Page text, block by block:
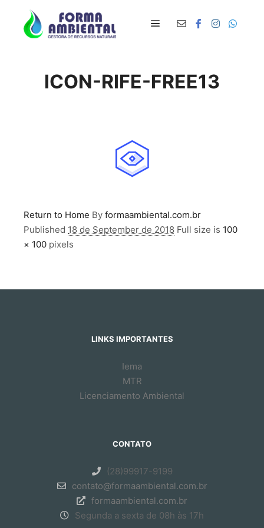
ICON-RIFE-FREE13
Return to Home By formaambiental.com.br
Published 18 de September de 2018 Full size is 100
× 100 pixels
LINKS IMPORTANTES
Iema
MTR
Licenciamento Ambiental
CONTATO
(28)99917-9199
contato@formaambiental.com.br
formaambiental.com.br
Segunda a sexta de 08h às 17h